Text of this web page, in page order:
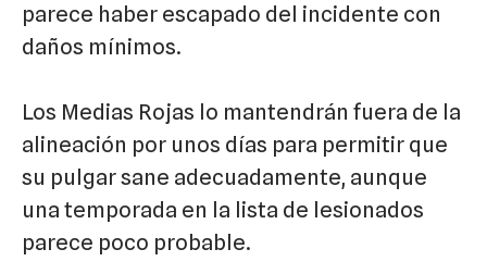
parece haber escapado del incidente con
daños mínimos.
Los Medias Rojas lo mantendrán fuera de la
alineación por unos días para permitir que
su pulgar sane adecuadamente, aunque
una temporada en la lista de lesionados
parece poco probable.